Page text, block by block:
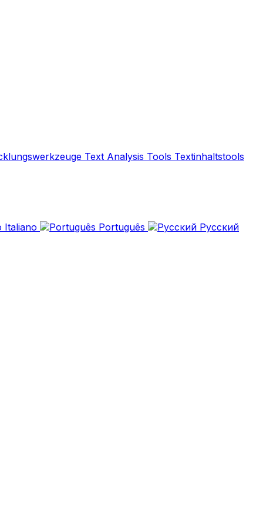
Text Analysis Tools Textinhaltstools
Italiano Português
Русский